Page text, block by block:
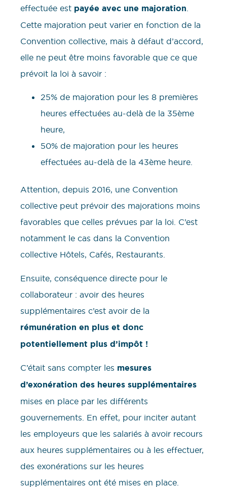
effectuée est payée avec une majoration
Cette majoration peut varier en fonction de la
Convention collective, mais à défaut d’accord,
elle ne peut être moins favorable que ce que
prévoit la loi à savoir :
25% de majoration pour les 8 premières
heures effectuées au-delà de la 35ème
heure,
50% de majoration pour les heures
effectuées au-delà de la 43ème heure.
Attention, depuis 2016, une Convention
collective peut prévoir des majorations moins
favorables que celles prévues par la loi. C’est
notamment le cas dans la Convention
collective Hôtels, Cafés, Restaurants.
Ensuite, conséquence directe pour le
collaborateur : avoir des heures
supplémentaires c’est avoir de la
rémunération en plus et donc
potentiellement plus d’impôt !
C’était sans compter les mesures
d’exonération des heures supplémentaires
mises en place par les différents
gouvernements. En effet, pour inciter autant
les employeurs que les salariés à avoir recours
aux heures supplémentaires ou à les effectuer,
des exonérations sur les heures
supplémentaires ont été mises en place.